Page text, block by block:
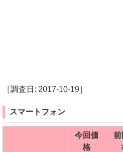
［調査日: 2017-10-19］
スマートフォン
今回価
格
前